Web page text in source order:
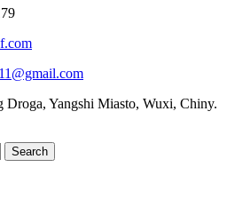
Droga, Yangshi Miasto, Wuxi, Chiny.